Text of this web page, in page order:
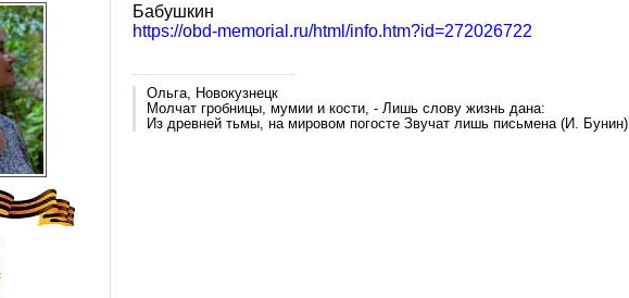
Бабушкин
https://obd-memorial.ru/html/info.htm?id=272026722
Ольга, Новокузнецк
Молчат гробницы, мумии и кости, - Лишь слову жизнь дана:
Из древней тьмы, на мировом погосте Звучат лишь письмена (И. Бунин)